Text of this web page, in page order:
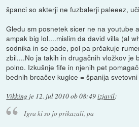
španci so akterji ne fuzbalerji paleeez,
Gledu sm posnetek sicer ne na youtube
ampak big lol....mislim da david villa (al
sodnika in se pade, pol pa prčakuje
zbil....No ja takih in drugačnih vložkov je
polno. Izkušnje fife in njenih pet
bednih brcačev kuglce = španija
Vikking je 12. jul 2010 ob 08:49izjavil:
Igra ki so jo prikazali, pa